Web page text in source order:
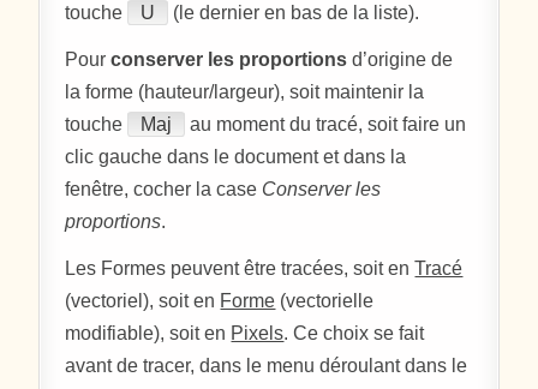
touche
U (le dernier en bas de la liste).
Pourconserver les proportions d’origine de
la forme (hauteur/largeur), soit maintenir la
touche
Maj
au moment du tracé, soit faire un
clic gauche dans le document et dans la
fenêtre, cocher la case Conserver les
proportions.
Les Formes peuvent être tracées, soit enTracé
(vectoriel), soit en Forme (vectorielle
modifiable), soit en Pixels. Ce choix se fait
avant de tracer, dans le menu déroulant dans le